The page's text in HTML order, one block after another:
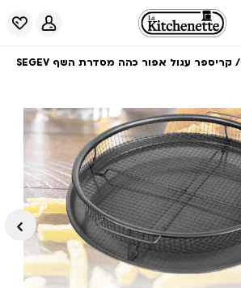
/ קריספר עגול אפור כהה מסדרת השף SEGEV